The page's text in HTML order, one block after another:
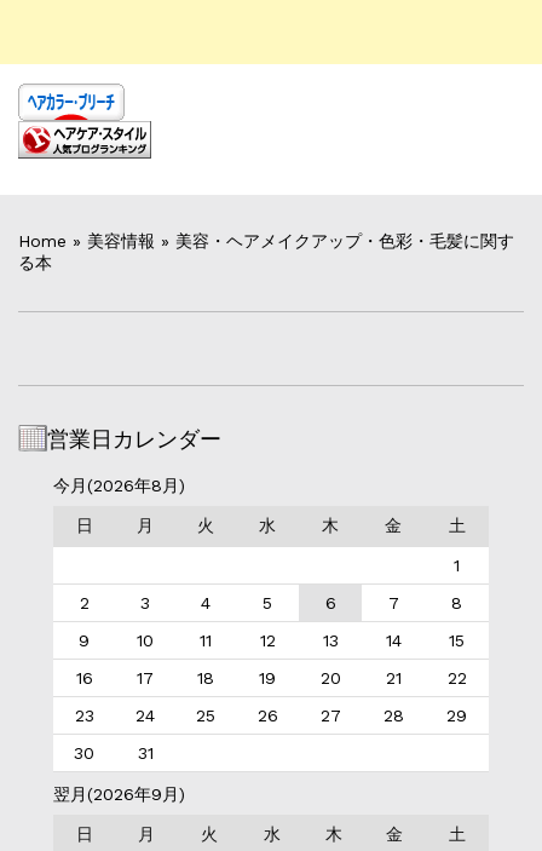
Home » 美容情報 » 美容・ヘアメイクアップ・色彩・毛髪に関す
る本
営業日カレンダー
今月(2026年8月)
日 月 火 水 木 金 土
1
2
3 4 5 6 7
8
9
10 11 12 13 14
15
16
17 18 19 20 21
22
23
24 25 26 27 28
29
30
31
翌月(2026年9月)
日 月 火 水 木 金 土